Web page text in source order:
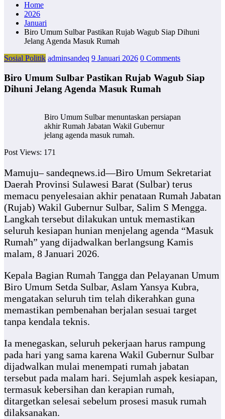
Home
2026
Januari
Biro Umum Sulbar Pastikan Rujab Wagub Siap Dihuni
Jelang Agenda Masuk Rumah
Sosial Politik adminsandeq 9 Januari 2026 0 Comments
Biro Umum Sulbar Pastikan Rujab Wagub Siap
Dihuni Jelang Agenda Masuk Rumah
Biro Umum Sulbar menuntaskan persiapan
akhir Rumah Jabatan Wakil Gubernur
jelang agenda masuk rumah.
Post Views: 171
Mamuju– sandeqnews.id—Biro Umum Sekretariat
Daerah Provinsi Sulawesi Barat (Sulbar) terus
memacu penyelesaian akhir penataan Rumah Jabatan
(Rujab) Wakil Gubernur Sulbar, Salim S Mengga.
Langkah tersebut dilakukan untuk memastikan
seluruh kesiapan hunian menjelang agenda “Masuk
Rumah” yang dijadwalkan berlangsung Kamis
malam, 8 Januari 2026.
Kepala Bagian Rumah Tangga dan Pelayanan Umum
Biro Umum Setda Sulbar, Aslam Yansya Kubra,
mengatakan seluruh tim telah dikerahkan guna
memastikan pembenahan berjalan sesuai target
tanpa kendala teknis.
Ia menegaskan, seluruh pekerjaan harus rampung
pada hari yang sama karena Wakil Gubernur Sulbar
dijadwalkan mulai menempati rumah jabatan
tersebut pada malam hari. Sejumlah aspek kesiapan,
termasuk kebersihan dan kerapian rumah,
ditargetkan selesai sebelum prosesi masuk rumah
dilaksanakan.